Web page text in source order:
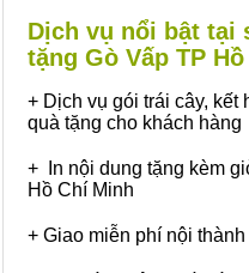
Dịch vụ nổi bật tại
tặng Gò Vấp TP
+ Dịch vụ gói trái cây,
quà tặng cho khách hàng
+ In nội dung tặng kèm
Hồ Chí Minh
+ Giao miễn phí nội